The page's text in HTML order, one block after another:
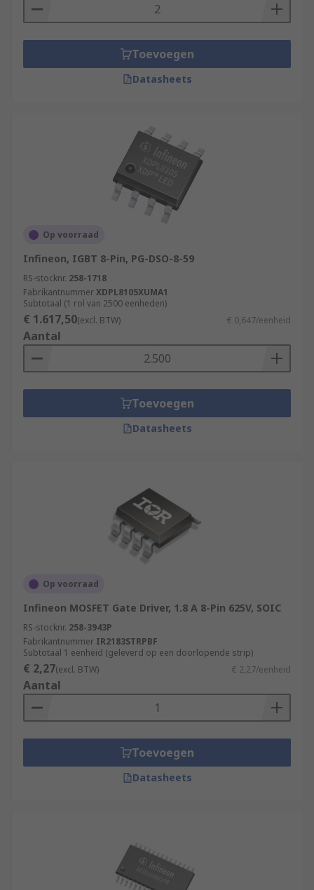
Toevoegen
Datasheets
Op voorraad
Infineon, IGBT 8-Pin, PG-DSO-8-59
RS-stocknr. 258-1718
FabrikantnummerXDPL8105XUMA1
Subtotaal (1 rol van 2500 eenheden)
€ 1.617,50(excl. BTW) € 0,647/eenheid
Aantal
Toevoegen
Datasheets
Op voorraad
Infineon MOSFET Gate Driver, 1.8 A 8-Pin 625V, SOIC
RS-stocknr. 258-3943P
Fabrikantnummer IR2183STRPBF
Subtotaal 1 eenheid (geleverd op een doorlopende strip)
€ 2,27(excl. BTW) € 2,27/eenheid
Aantal
Toevoegen
Datasheets